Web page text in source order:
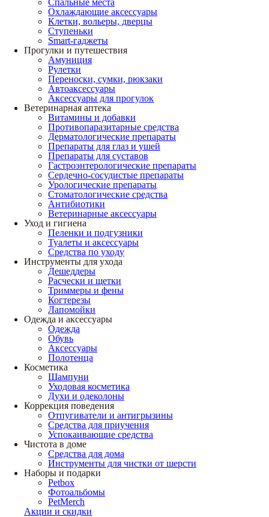
Спальные места
Охлаждающие аксессуары
Клетки, вольеры, дверцы
Ступеньки
Smart-гаджеты
Прогулки и путешествия
Амуниция
Рулетки
Переноски, сумки, рюкзаки
Автоаксессуары
Аксессуары для прогулок
Ветеринарная аптека
Витамины и добавки
Противопаразитарные средства
Дерматологические препараты
Препараты для глаз и ушей
Препараты для суставов
Гастроэнтерологические препараты
Сердечно-сосудистые препараты
Урологические препараты
Стоматологические средства
Антибиотики
Ветеринарные аксессуары
Уход и гигиена
Пеленки и подгузники
Туалеты и аксессуары
Средства по уходу
Инструменты для ухода
Дешеддеры
Расчески и щетки
Триммеры и фены
Когтерезы
Лапомойки
Одежда и аксессуары
Одежда
Обувь
Аксессуары
Полотенца
Косметика
Шампуни
Уходовая косметика
Духи и одеколоны
Коррекция поведения
Отпугиватели и антигрызины
Средства для приучения
Успокаивающие средства
Чистота в доме
Средства для дома
Инструменты для чистки от шерсти
Наборы и подарки
Petbox
Фотоальбомы
PetMerch
Акции и скидки